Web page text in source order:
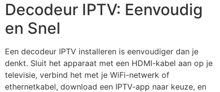
Decodeur IPTV: Eenvoudig
en Snel
Een decodeur IPTV installeren is eenvoudiger dan je
denkt. Sluit het apparaat met een HDMI-kabel aan op je
televisie, verbind het met je WiFi-netwerk of
ethernetkabel, download een IPTV-app naar keuze, en